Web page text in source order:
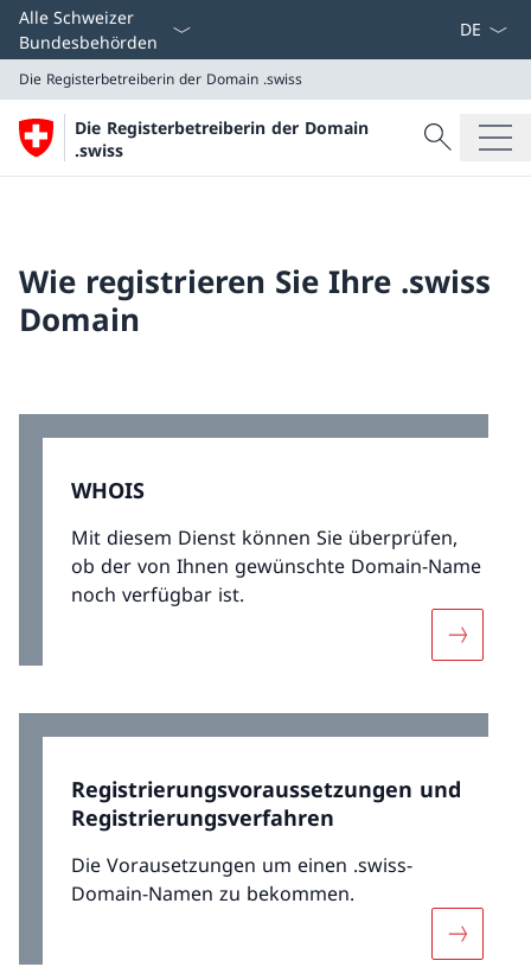
Alle Schweizer
Bundesbehörden
Die Registerbetreiberin der Domain .swiss
Die Registerbetreiberin der Domain
.swiss
Suche
Suche
Wie registrieren Sie Ihre .swiss
Domain
WHOIS
Mit diesem Dienst können Sie überprüfen,
ob der von Ihnen gewünschte Domain-Name
noch verfügbar ist.
Mehr
Registrierungsvoraussetzungen und
Registrierungsverfahren
Die Vorausetzungen um einen .swiss-
Domain-Namen zu bekommen.
Mehr